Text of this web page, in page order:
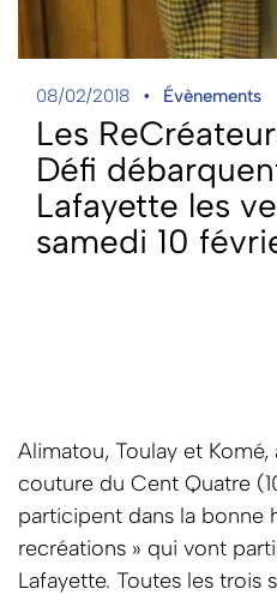
08/02/2018 Évènements
Les
Défi
Lafayette les
samedi 10
Alimatou, Toulay et Komé,
couture du Cent Quatre
participent dans la bonne
recréations » qui vont
Lafayette. Toutes les trois